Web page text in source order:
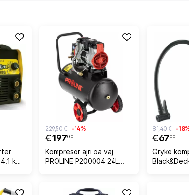
kW
€19700
229,50 € -14%
Kompresor ajri pa vaj
PROLINE P200004 24L
€6700
81,40 € -18%
Grykë
80 PSI
MT143K/